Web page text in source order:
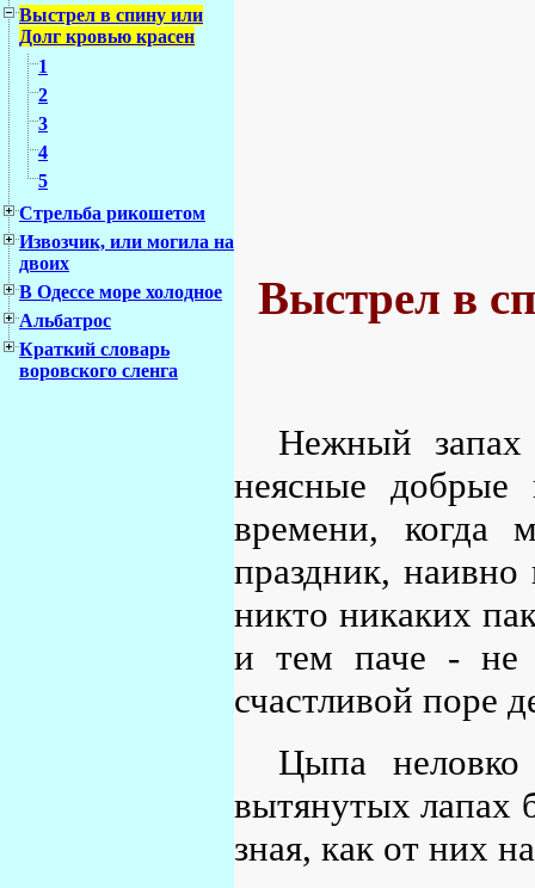
Выстрел в спину или
Долг кровью красен
1
2
3
4
5
Стрельба рикошетом
Извозчик, или могила на
двоих
В Одессе море холодное
Альбатрос
Краткий словарь
воровского сленга
Выстрел в
Нежный запах
неясные добрые
времени, когда
праздник, наивно
никто никаких
и тем паче - не
счастливой поре
Цыпа
вытянутых лапах
зная, как от них